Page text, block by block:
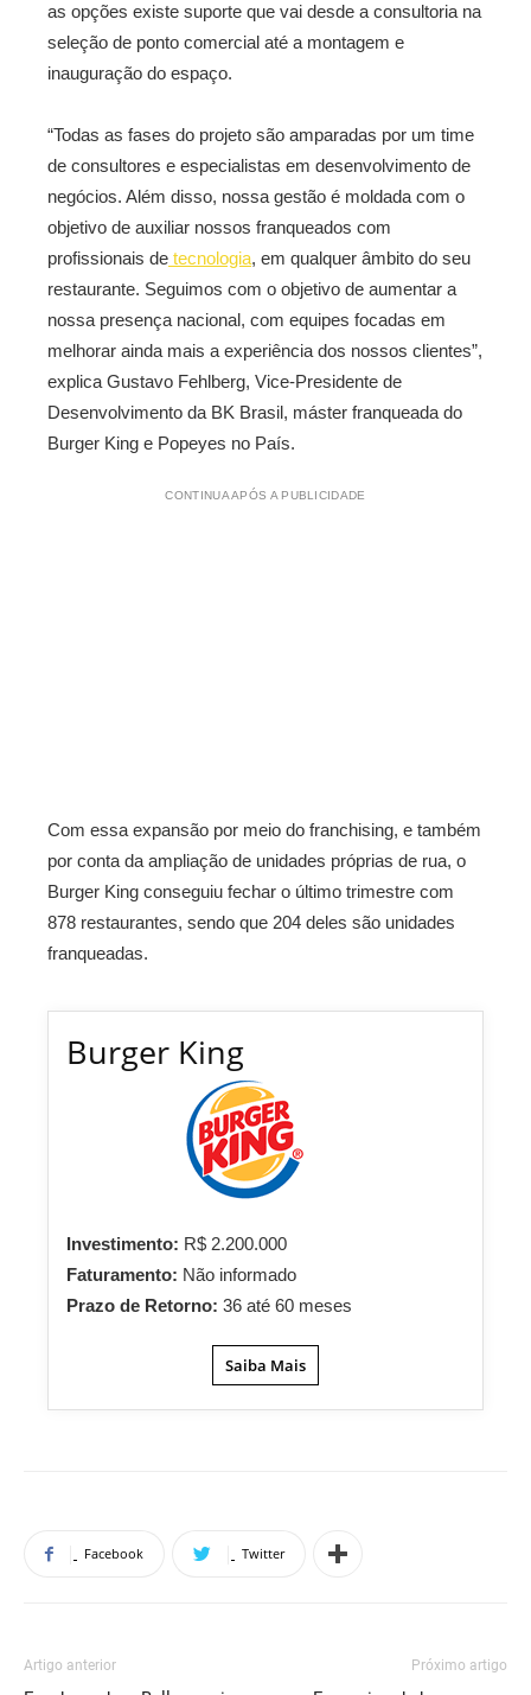
as opções existe suporte que vai desde a consultoria na
seleção de ponto comercial até a montagem e
inauguração do espaço.
“Todas as fases do projeto são amparadas por um time
de consultores e especialistas em desenvolvimento de
negócios. Além disso, nossa gestão é moldada com o
objetivo de auxiliar nossos franqueados com
profissionais de tecnologia, em qualquer âmbito do seu
restaurante. Seguimos com o objetivo de aumentar a
nossa presença nacional, com equipes focadas em
melhorar ainda mais a experiência dos nossos clientes”,
explica Gustavo Fehlberg, Vice-Presidente de
Desenvolvimento da BK Brasil, máster franqueada do
Burger King e Popeyes no País.
CONTINUA APÓS A PUBLICIDADE
Com essa expansão por meio do franchising, e também
por conta da ampliação de unidades próprias de rua, o
Burger King conseguiu fechar o último trimestre com
878 restaurantes, sendo que 204 deles são unidades
franqueadas.
Burger King
Investimento: R$ 2.200.000
Faturamento: Não informado
Prazo de Retorno: 36 até 60 meses
Saiba Mais
Facebook Twitter
Artigo anterior Próximo artigo